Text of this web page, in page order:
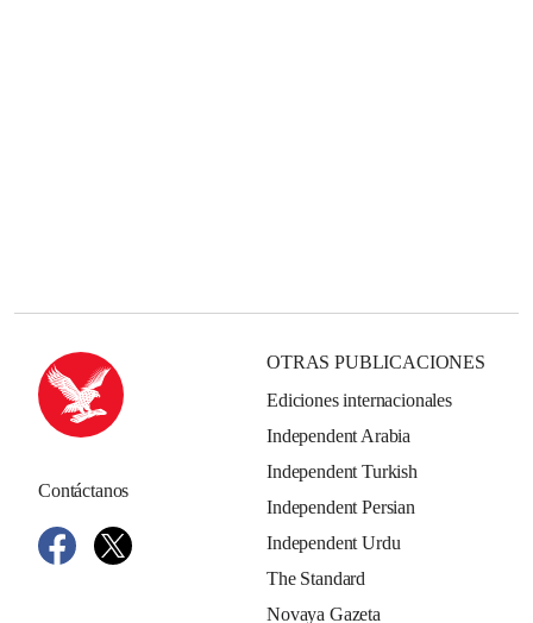
Contáctanos
OTRAS PUBLICACIONES
Ediciones internacionales
Independent Arabia
Independent Turkish
Independent Persian
Independent Urdu
The Standard
Novaya Gazeta